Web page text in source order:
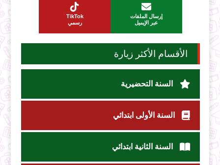
إرسال الملفات
عبر الإيميل
TikTok
رسمي
الأقسام الأكثر زيارة
السنة التحضيرية
السنة الأولى ابتدائي
السنة الثانية ابتدائي